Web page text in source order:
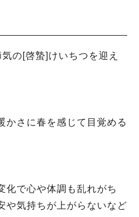
の[啓蟄]けいちつを迎え
かさに春を感じて目覚める
化で心や体調も乱れがち
気持ちが上がらないなど